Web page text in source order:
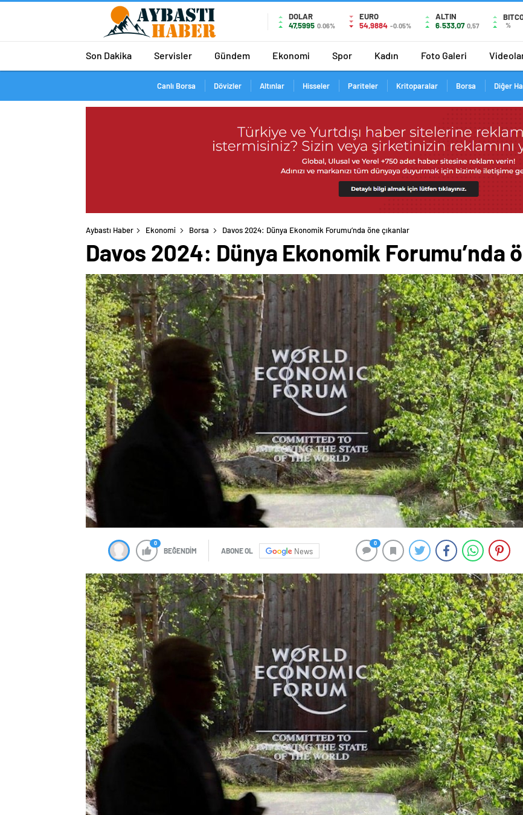
DOLAR
47,5995 0.06%
EURO
54,9884 -0.05%
ALTIN
6.533,07 0,57 %
Son Dakika Servisler Gündem Ekonomi Spor Kadın Foto Galeri
Canlı Borsa Dövizler Altınlar Hisseler Pariteler Kritoparalar Borsa Diğer
Aybastı Haber Ekonomi Borsa Davos 2024: Dünya Ekonomik Forumu’nda öne çıkanlar
Davos 2024: Dünya Ekonomik Forumu’nda
0
BEĞENDİM ABONE OL News
0